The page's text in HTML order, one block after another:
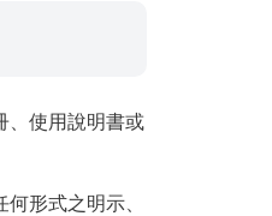
、使用說明書或
形式之明示、